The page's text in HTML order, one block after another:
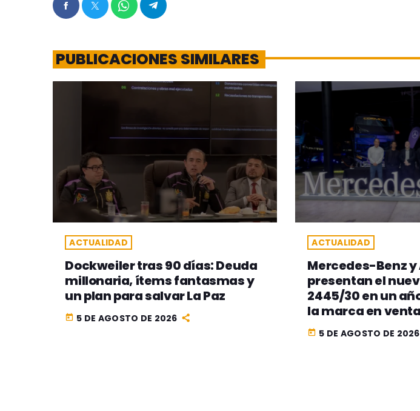
PUBLICACIONES SIMILARES
ACTUALIDAD
Dockweiler tras 90 días: Deuda
millonaria, ítems fantasmas y
un plan para salvar La Paz
today 5 DE AGOSTO DE 2026
ACTUALIDAD
Mercedes-Benz
presentan el
2445/30 en un
la marca en
today 5 DE AGOSTO DE 2026